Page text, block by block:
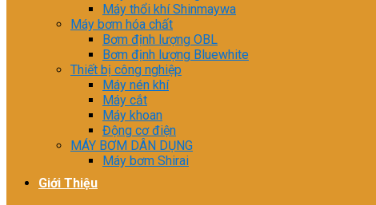
Máy thổi khí Shinmaywa
Máy bơm hóa chất
Bơm định lượng OBL
Bơm định lượng Bluewhite
Thiết bị công nghiệp
Máy nén khí
Máy cắt
Máy khoan
Động cơ điện
MÁY BƠM DÂN DỤNG
Máy bơm Shirai
Giới Thiệu